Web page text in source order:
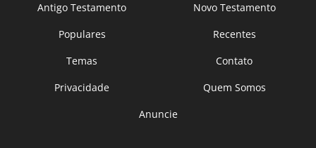
Antigo Testamento
Novo Testamento
Populares
Recentes
Temas
Contato
Privacidade
Quem Somos
Anuncie